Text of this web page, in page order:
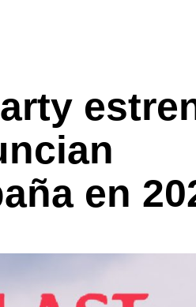
en